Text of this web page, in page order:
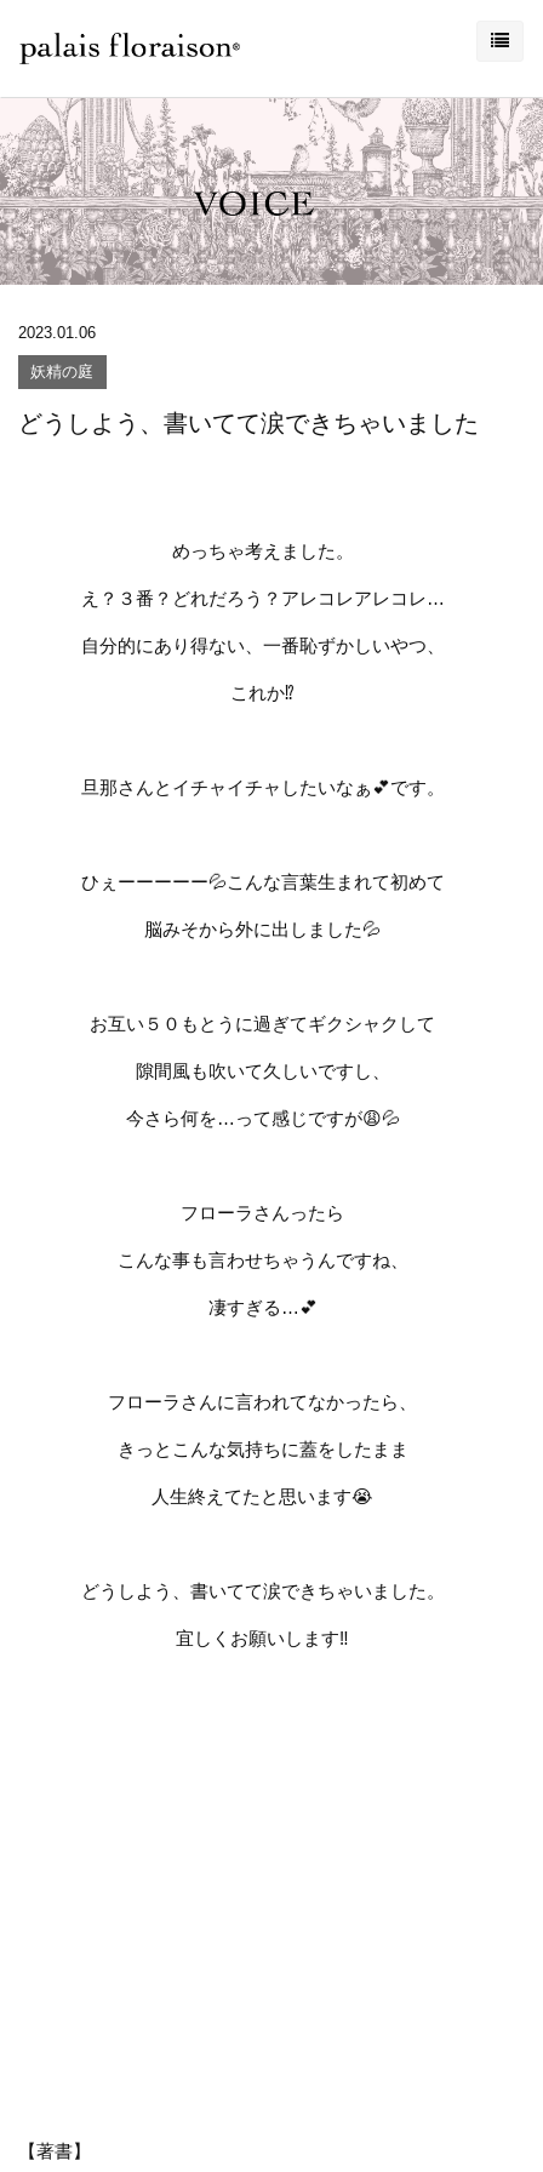
2023.01.06
妖精の庭
どうしよう、書いてて涙できちゃいました
めっちゃ考えました。
え？３番？どれだろう？アレコレアレコレ…
自分的にあり得ない、一番恥ずかしいやつ、
これか⁉️
旦那さんとイチャイチャしたいなぁ💕です。
ひぇーーーーー💦こんな言葉生まれて初めて
脳みそから外に出しました💦
お互い５０もとうに過ぎてギクシャクして
隙間風も吹いて久しいですし、
今さら何を… って感じですが😩💦
フローラさんったら
こんな事も言わせちゃうんですね、
凄すぎる …💕
フローラさんに言われてなかったら、
きっとこんな気持ちに蓋をしたまま
人生終えてたと思います😭
どうしよう、書いてて涙できちゃいました。
宜しくお願いします‼️
【著書】